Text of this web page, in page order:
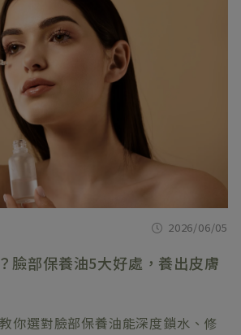
2026/06/05
臉部保養油5大好處，養出皮膚
你選對臉部保養油能深度鎖水、修